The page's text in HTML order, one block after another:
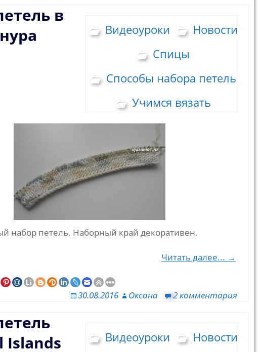
Видеоуроки
Новости
Спицы
Способы набора петель
Учимся вязать
в
набор петель. Наборный край декоративен.
Читать далее... →
30.08.2016 Оксана 2 комментария
Видеоуроки
Новости
Islands